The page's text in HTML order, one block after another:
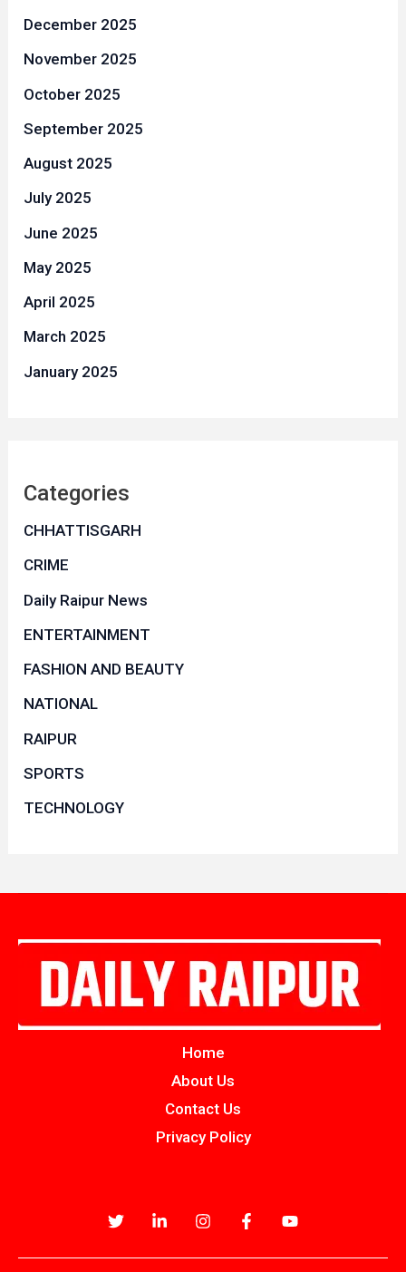
December 2025
November 2025
October 2025
September 2025
August 2025
July 2025
June 2025
May 2025
April 2025
March 2025
January 2025
Categories
CHHATTISGARH
CRIME
Daily Raipur News
ENTERTAINMENT
FASHION AND BEAUTY
NATIONAL
RAIPUR
SPORTS
TECHNOLOGY
Home
About Us
Contact Us
Privacy Policy